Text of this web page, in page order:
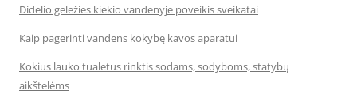
Didelio geležies kiekio vandenyje poveikis sveikatai
Kaip pagerinti vandens kokybę kavos aparatui
Kokius lauko tualetus rinktis sodams, sodyboms, statybų
aikštelėms